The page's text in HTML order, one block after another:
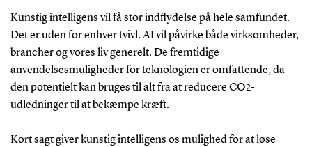
Kunstig intelligens vil få stor indflydelse på hele samfundet.
Det er uden for enhver tvivl. AI vil påvirke både virksomheder,
brancher og vores liv generelt. De fremtidige
anvendelsesmuligheder for teknologien er omfattende, da
den potentielt kan bruges til alt fra at reducere CO2-
udledninger til at bekæmpe kræft.
Kort sagt giver kunstig intelligens os mulighed for at løse